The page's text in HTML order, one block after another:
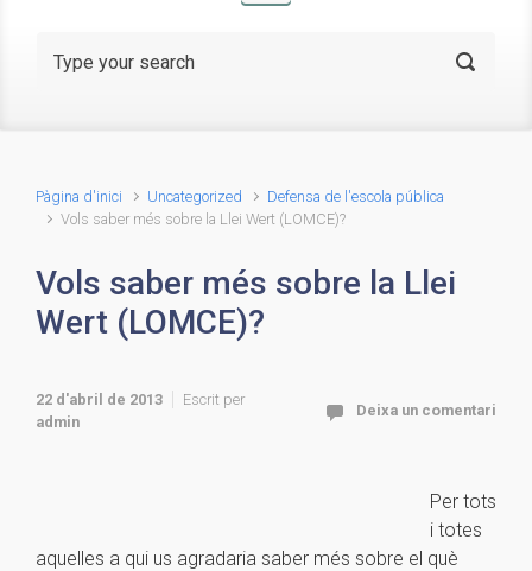
Pàgina d'inici Uncategorized
Defensa de l'escola pública
Vols saber més sobre la Llei Wert (LOMCE)?
Vols saber més sobre la Llei
Wert (LOMCE)?
22 d'abril de 2013
Escrit per
admin
Deixa un comentari
Per tots
i totes
aquelles a qui us agradaria saber més sobre el què